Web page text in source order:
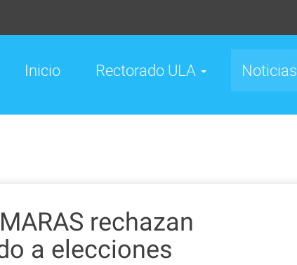
Inicio Rectorado ULA Noticias
rechazan
a elecciones